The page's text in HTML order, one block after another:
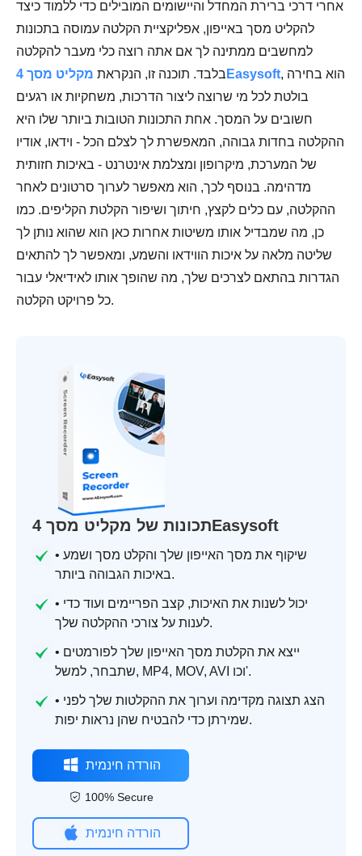
אחרי דרכי ברירת המחדל והיישומים המובילים כדי ללמוד כיצד
להקליט מסך באייפון, אפליקציית הקלטה עמוסה בתכונות
למחשבים ממתינה לך אם אתה רוצה כלי מעבר להקלטה
בלבד. תוכנה זו, הנקראת מקליט מסך 4Easysoft, הוא בחירה
בולטת לכל מי שרוצה ליצור הדרכות, משחקיות או רגעים
חשובים על המסך. אחת התכונות הטובות ביותר שלו היא
ההקלטה בחדות גבוהה, המאפשרת לך לצלם הכל - וידאו, אודיו
של המערכת, מיקרופון ומצלמת אינטרנט - באיכות חזותית
מדהימה. בנוסף לכך, הוא מאפשר לערוך סרטונים לאחר
ההקלטה, עם כלים לקצץ, חיתוך ושיפור הקלטת הקליפים. כמו
כן, מה שמבדיל אותו משיטות אחרות כאן הוא שהוא נותן לך
שליטה מלאה על איכות הווידאו והשמע, ומאפשר לך להתאים
הגדרות בהתאם לצרכים שלך, מה שהופך אותו לאידיאלי עבור
כל פרויקט הקלטה.
תכונות של מקליט מסך 4Easysoft
• שיקוף את מסך האייפון שלך והקלט מסך ושמע
באיכות הגבוהה ביותר.
• יכול לשנות את האיכות, קצב הפריימים ועוד כדי
לענות על צורכי ההקלטה שלך.
• ייצא את הקלטת מסך האייפון שלך לפורמטים
שתבחר, למשל, MP4, MOV, AVI וכו'.
• הצג תצוגה מקדימה וערוך את ההקלטות שלך לפני
שמירתן כדי להבטיח שהן נראות יפות.
הורדה חינמית
100% Secure
הורדה חינמית